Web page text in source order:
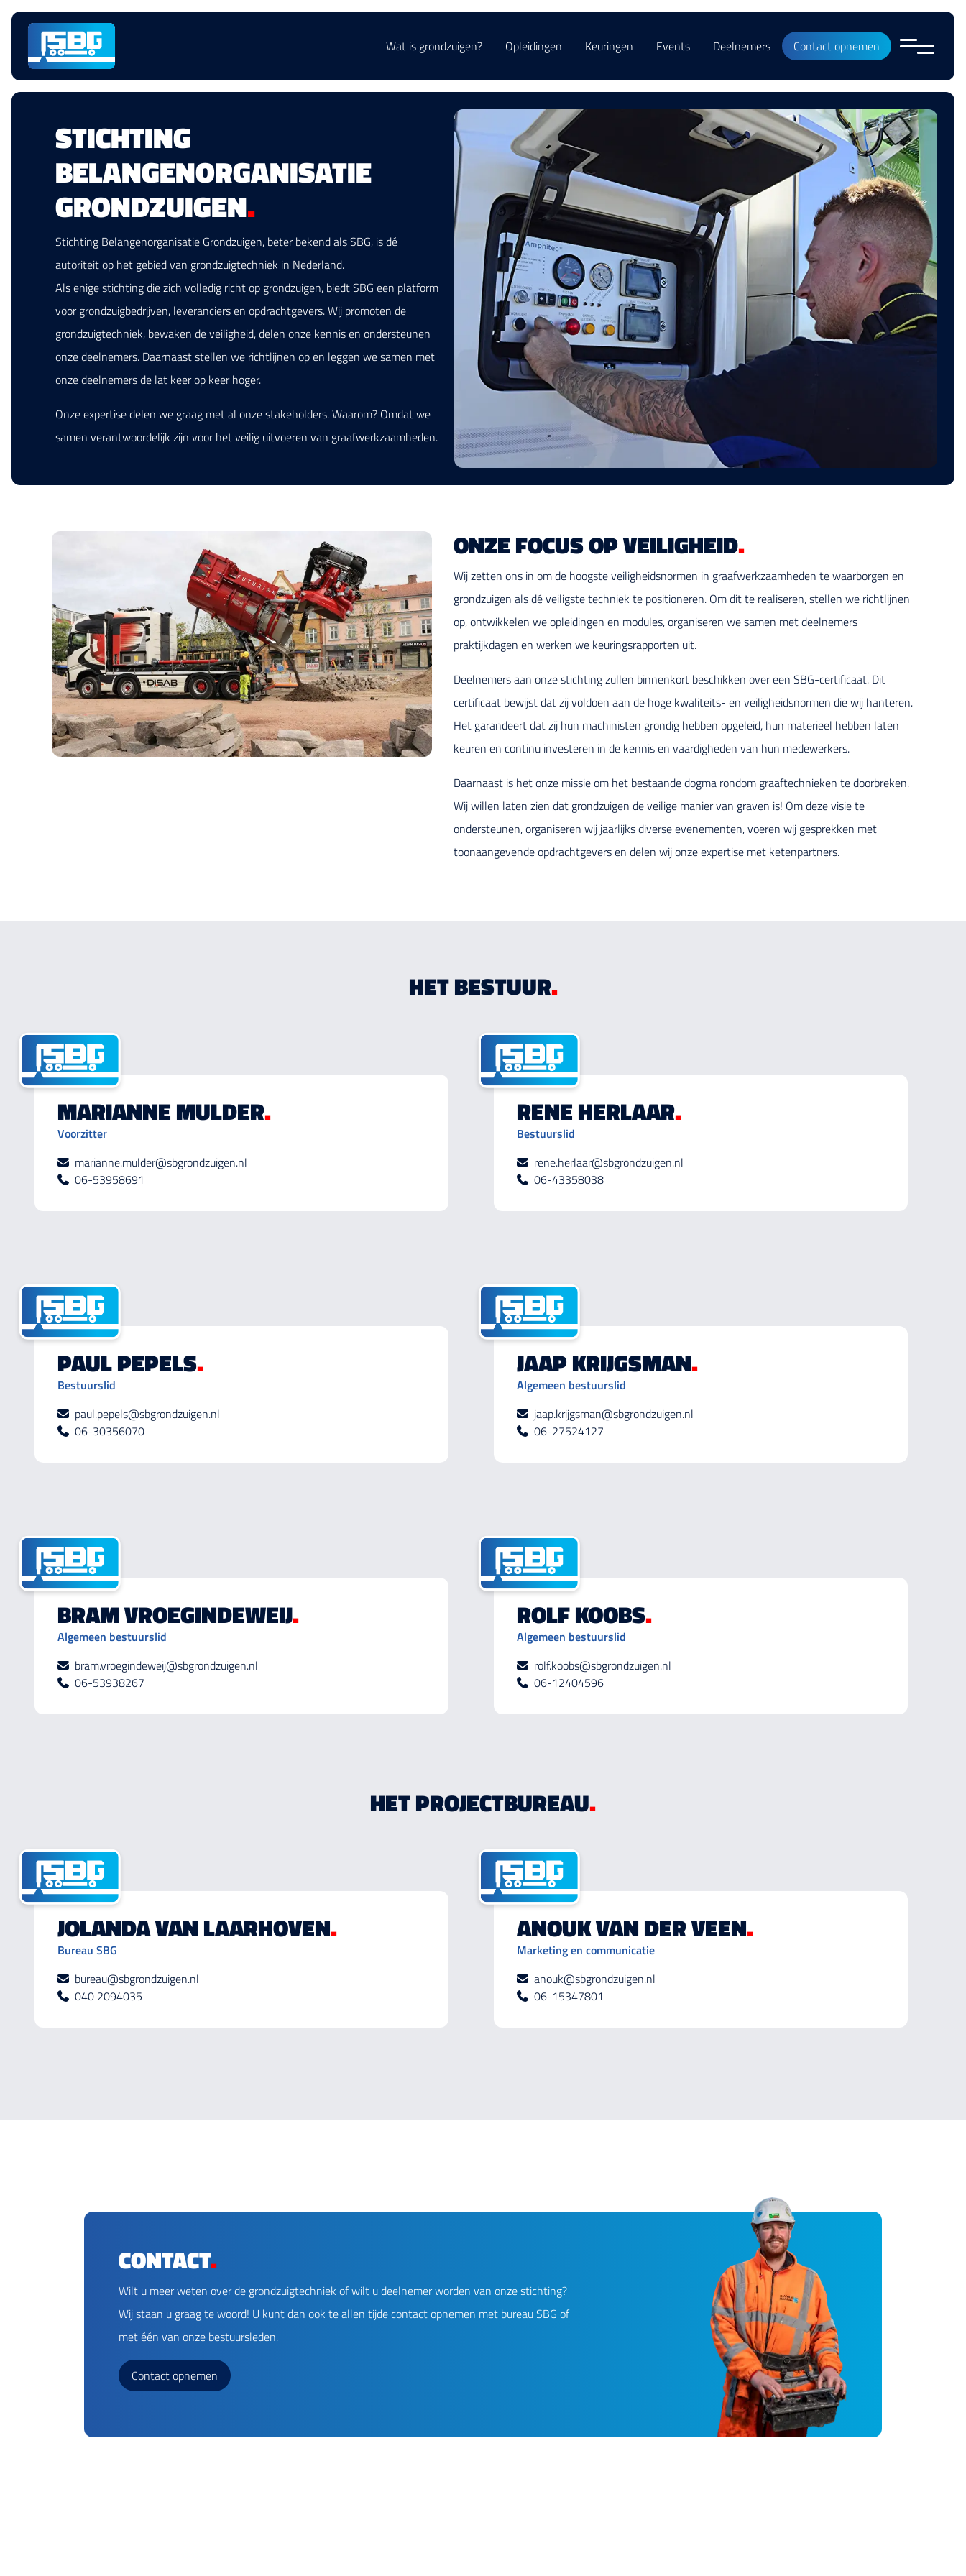
navigation
Wat is grondzuigen?
Opleidingen Keuringen Events Deelnemers Contact opnemen
STICHTING
BELANGENORGANISATIE
GRONDZUIGEN.
Stichting Belangenorganisatie Grondzuigen, beter bekend als SBG, is dé
autoriteit op het gebied van grondzuigtechniek in Nederland.
Als enige stichting die zich volledig richt op grondzuigen, biedt SBG een platform
voor grondzuigbedrijven, leveranciers en opdrachtgevers. Wij promoten de
grondzuigtechniek, bewaken de veiligheid, delen onze kennis en ondersteunen
onze deelnemers. Daarnaast stellen we richtlijnen op en leggen we samen met
onze deelnemers de lat keer op keer hoger.
Onze expertise delen we graag met al onze stakeholders. Waarom? Omdat we
samen verantwoordelijk zijn voor het veilig uitvoeren van graafwerkzaamheden.
ONZE FOCUS OP VEILIGHEID.
Wij zetten ons in om de hoogste veiligheidsnormen in graafwerkzaamheden te waarborgen en
grondzuigen als dé veiligste techniek te positioneren. Om dit te realiseren, stellen we richtlijnen
op, ontwikkelen we opleidingen en modules, organiseren we samen met deelnemers
praktijkdagen en werken we keuringsrapporten uit.
Deelnemers aan onze stichting zullen binnenkort beschikken over een SBG-certificaat. Dit
certificaat bewijst dat zij voldoen aan de hoge kwaliteits- en veiligheidsnormen die wij hanteren.
Het garandeert dat zij hun machinisten grondig hebben opgeleid, hun materieel hebben laten
keuren en continu investeren in de kennis en vaardigheden van hun medewerkers.
Daarnaast is het onze missie om het bestaande dogma rondom graaftechnieken te doorbreken.
Wij willen laten zien dat grondzuigen de veilige manier van graven is! Om deze visie te
ondersteunen, organiseren wij jaarlijks diverse evenementen, voeren wij gesprekken met
toonaangevende opdrachtgevers en delen wij onze expertise met ketenpartners.
HET BESTUUR.
MARIANNE MULDER.
Voorzitter
marianne.mulder@sbgrondzuigen.nl
06-53958691
RENE HERLAAR.
Bestuurslid
rene.herlaar@sbgrondzuigen.nl
06-43358038
PAUL PEPELS.
Bestuurslid
paul.pepels@sbgrondzuigen.nl
06-30356070
JAAP KRIJGSMAN.
Algemeen bestuurslid
jaap.krijgsman@sbgrondzuigen.nl
06-27524127
BRAM VROEGINDEWEIJ.
Algemeen bestuurslid
bram.vroegindeweij@sbgrondzuigen.nl
06-53938267
ROLF KOOBS.
Algemeen bestuurslid
rolf.koobs@sbgrondzuigen.nl
06-12404596
HET PROJECTBUREAU.
JOLANDA VAN LAARHOVEN.
Bureau SBG
bureau@sbgrondzuigen.nl
040 2094035
ANOUK VAN DER VEEN.
Marketing en communicatie
anouk@sbgrondzuigen.nl
06-15347801
CONTACT.
Wilt u meer weten over de grondzuigtechniek of wilt u deelnemer worden van onze stichting?
Wij staan u graag te woord! U kunt dan ook te allen tijde contact opnemen met bureau SBG of
met één van onze bestuursleden.
Contact opnemen